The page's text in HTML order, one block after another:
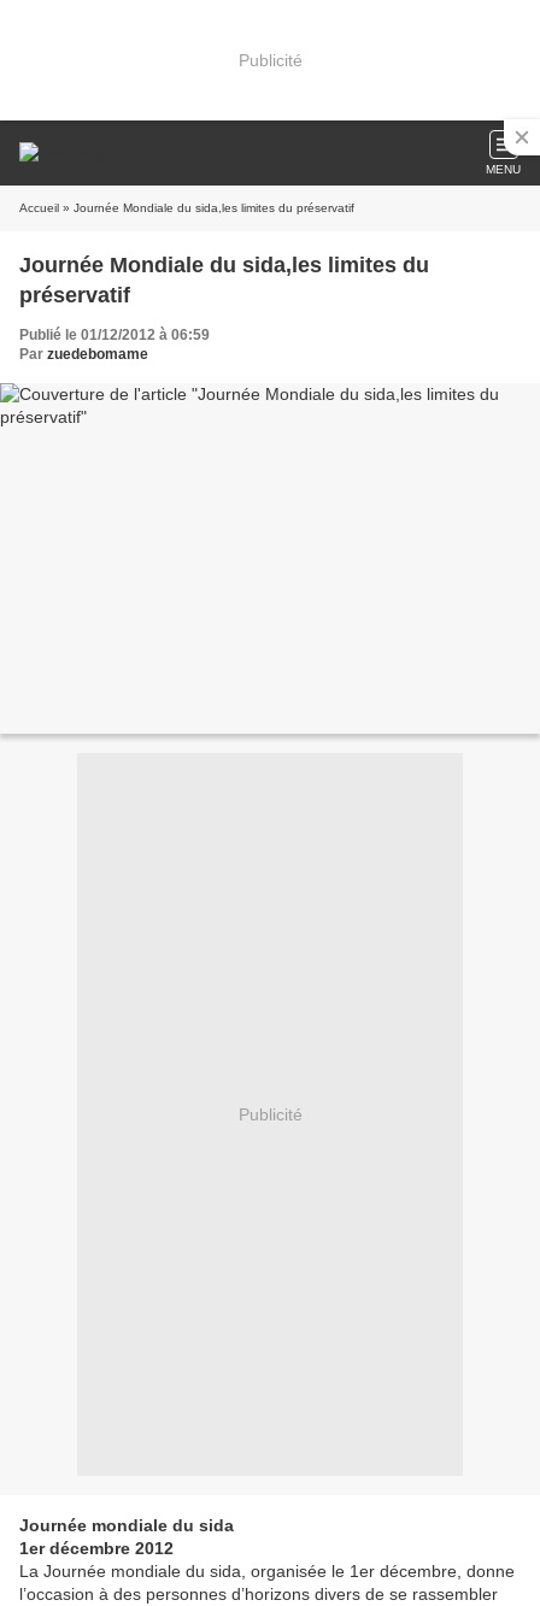
Publicité
MENU
Accueil » Journée Mondiale du sida,les limites du préservatif
Journée Mondiale du sida,les limites du
préservatif
Publié le 01/12/2012 à 06:59
Par zuedebomame
Publicité
Journée mondiale du sida
1er décembre 2012
La Journée mondiale du sida, organisée le 1er décembre, donne
l’occasion à des personnes d’horizons divers de se rassembler